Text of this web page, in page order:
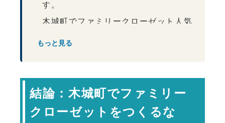
す。
木城町でファミリークローゼット人気
木城町でファミリークローゼッ
トは「洗濯動線」
「家族全員分」が逆に使いにくくなる
ことも
もっと見る
結論：木城町でファミリー
クローゼットをつくるな